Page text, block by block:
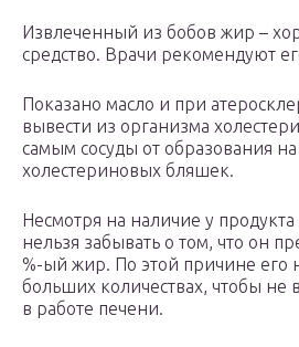
Извлеченный из бобов жир –
средство. Врачи рекомендуют
Показано масло и при
вывести из организма
самым сосуды от образования на
холестериновых бляшек.
Несмотря на наличие у
нельзя забывать о том, что он
%-ый жир. По этой причине его
больших количествах, чтобы не
в работе печени.